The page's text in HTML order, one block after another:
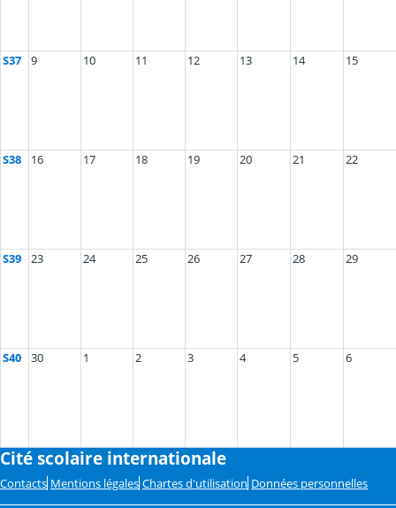
S37 9 10 11 12 13 14 15
S38 16 17 18 19 20 21 22
S39 23 24 25 26 27 28 29
S40 30 1 2 3 4 5 6
Cité scolaire internationale
Contacts Mentions légales Chartes d'utilisation Données personnelles